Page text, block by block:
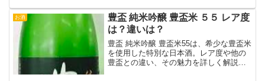
お酒
豊盃 純米吟醸 豊盃米 ５５ レア度
は？違いは？
豊盃 純米吟醸 豊盃米55は、希少な豊盃米
を使用した特別な日本酒。レア度や他の
豊盃との違い、その魅力を詳しく解説し